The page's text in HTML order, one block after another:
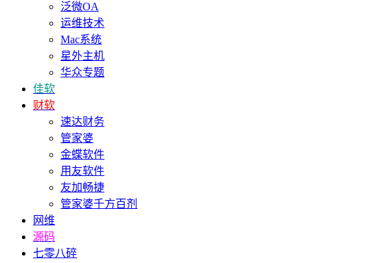
泛微OA
运维技术
Mac系统
星外主机
华众专题
佳软
财软
速达财务
管家婆
金蝶软件
用友软件
友加畅捷
管家婆千方百剂
网维
源码
七零八碎